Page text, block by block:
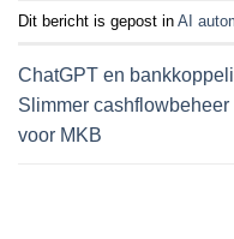
Dit bericht is gepost in AI
ChatGPT en
Slimmer cashflowbeheer
voor MKB